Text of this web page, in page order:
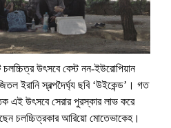
চলচ্চিত্র উৎসবে বেস্ট নন-ইউরোপিয়ান
জিতল ইরানি স্বল্পদৈর্ঘ্য ছবি ‘উইকেন্ড’। গত
এই উৎসবে সেরার পুরস্কার লাভ করে
চলচ্চিত্রকার আরিয়ো মোতেভাকেহ।